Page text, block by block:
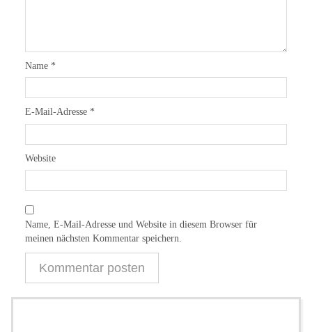
Name *
E-Mail-Adresse *
Website
Name, E-Mail-Adresse und Website in diesem Browser für
meinen nächsten Kommentar speichern.